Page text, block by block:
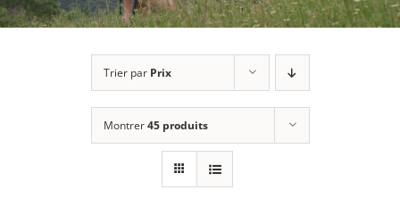
Trier par Prix
Montrer45 produits